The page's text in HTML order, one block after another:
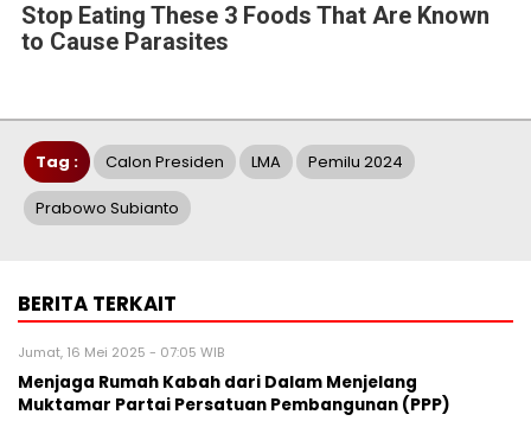
Stop Eating These 3 Foods That Are Known
to Cause Parasites
Tag : Calon Presiden LMA Pemilu 2024
Prabowo Subianto
BERITA TERKAIT
Jumat, 16 Mei 2025 - 07:05 WIB
Menjaga Rumah Kabah dari Dalam Menjelang
Muktamar Partai Persatuan Pembangunan (PPP)